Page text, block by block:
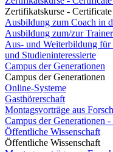
Zertifikatskurse -
Ausbildung zum Coach in
Ausbildung zum/zur
Aus- und Weiterbildung
und Studieninteressierte
Campus der Generationen
Campus der Generationen
Online-Systeme
Gasthörerschaft
Montagsvorträge aus
Campus der Generationen
Öffentliche Wissenschaft
Öffentliche Wissenschaft